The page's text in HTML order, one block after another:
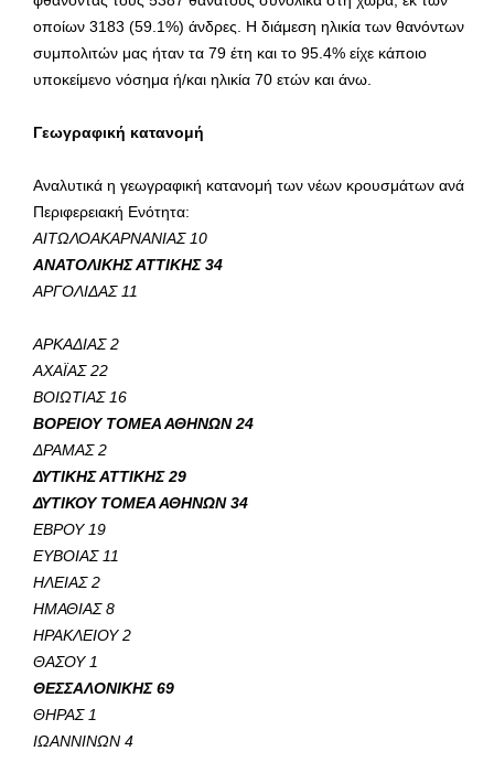
οποίων 3183 (59.1%) άνδρες. Η διάμεση ηλικία των θανόντων
συμπολιτών μας ήταν τα 79 έτη και το 95.4% είχε κάποιο
υποκείμενο νόσημα ή/και ηλικία 70 ετών και άνω.
Γεωγραφική κατανομή
Αναλυτικά η γεωγραφική κατανομή των νέων κρουσμάτων ανά
Περιφερειακή Ενότητα:
ΑΙΤΩΛΟΑΚΑΡΝΑΝΙΑΣ 10
ΑΝΑΤΟΛΙΚΗΣ ΑΤΤΙΚΗΣ 34
ΑΡΓΟΛΙΔΑΣ 11
ΑΡΚΑΔΙΑΣ 2
ΑΧΑΪΑΣ 22
ΒΟΙΩΤΙΑΣ 16
ΒΟΡΕΙΟΥ ΤΟΜΕΑ ΑΘΗΝΩΝ 24
ΔΡΑΜΑΣ 2
ΔΥΤΙΚΗΣ ΑΤΤΙΚΗΣ 29
ΔΥΤΙΚΟΥ ΤΟΜΕΑ ΑΘΗΝΩΝ 34
ΕΒΡΟΥ 19
ΕΥΒΟΙΑΣ 11
ΗΛΕΙΑΣ 2
ΗΜΑΘΙΑΣ 8
ΗΡΑΚΛΕΙΟΥ 2
ΘΑΣΟΥ 1
ΘΕΣΣΑΛΟΝΙΚΗΣ 69
ΘΗΡΑΣ 1
ΙΩΑΝΝΙΝΩΝ 4